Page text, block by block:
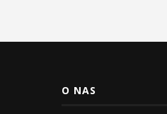
O NAS